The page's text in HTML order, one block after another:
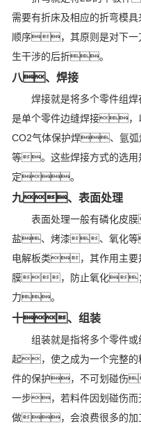
需要有折床及相应的折弯模
顺序，其原则是对下
生干涉的后折。
八、焊接
焊接就是将多个零件组
是单个零件边缝焊接，
CO2气体保护焊、氩
等。这些焊接方式的选用
定。
九、表面处理
表面处理一般有磷化皮
盐、烤漆、氧化等
电解板类，其作用主要
膜，防止氧化；
力。
十、组装
组装就是指将多个零件或
起，使之成为一个完整
件的保护，不可划碰伤
一步，若料件因划碰伤
做，会浪费很多的